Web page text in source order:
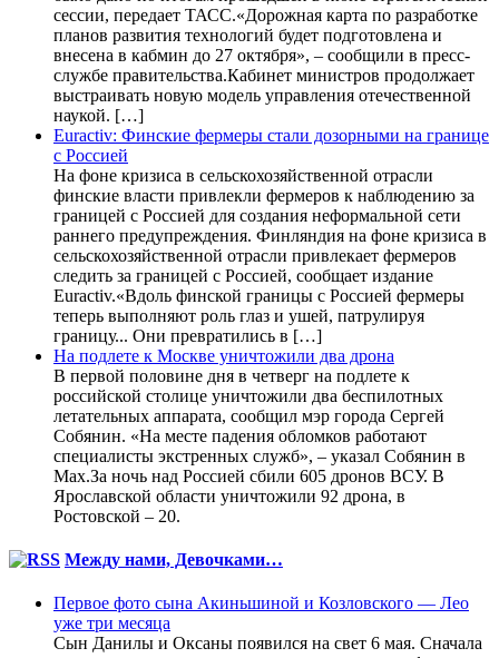
сессии, передает ТАСС.«Дорожная карта по разработке
планов развития технологий будет подготовлена и
внесена в кабмин до 27 октября», – сообщили в пресс-
службе правительства.Кабинет министров продолжает
выстраивать новую модель управления отечественной
наукой. […]
Euractiv: Финские фермеры стали дозорными на границе
с Россией
На фоне кризиса в сельскохозяйственной отрасли
финские власти привлекли фермеров к наблюдению за
границей с Россией для создания неформальной сети
раннего предупреждения. Финляндия на фоне кризиса в
сельскохозяйственной отрасли привлекает фермеров
следить за границей с Россией, сообщает издание
Euractiv.«Вдоль финской границы с Россией фермеры
теперь выполняют роль глаз и ушей, патрулируя
границу... Они превратились в […]
На подлете к Москве уничтожили два дрона
В первой половине дня в четверг на подлете к
российской столице уничтожили два беспилотных
летательных аппарата, сообщил мэр города Сергей
Собянин. «На месте падения обломков работают
специалисты экстренных служб», – указал Собянин в
Max.За ночь над Россией сбили 605 дронов ВСУ. В
Ярославской области уничтожили 92 дрона, в
Ростовской – 20.
Между нами, Девочками…
Первое фото сына Акиньшиной и Козловского — Лео
уже три месяца
Сын Данилы и Оксаны появился на свет 6 мая. Сначала